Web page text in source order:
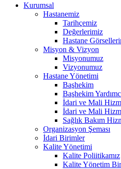
Kurumsal
Hastanemiz
Tarihçemiz
Değerlerimiz
Hastane
Misyon & Vizyon
Misyonumuz
Vizyonumuz
Hastane Yönetimi
Başhekim
Başhekim
İdari ve Mali
İdari ve Mali
Sağlık Bakım
Organizasyon Şeması
İdari Birimler
Kalite Yönetimi
Kalite Poliitikamız
Kalite Yönetim